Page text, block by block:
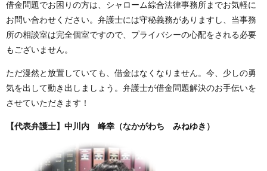
借金問題でお困りの方は、シャローム綜合法律事務所までお気軽に
お問い合わせください。弁護士には守秘義務がありますし、当事務
所の相談室は完全個室ですので、プライバシーの心配をされる必要
もございません。
ただ漫然と放置していても、借金はなくなりません。今、少しの勇
気を出して動き出しましょう。弁護士が借金問題解決のお手伝いを
させていただきます！
【代表弁護士】中川内 峰幸（なかがわち みねゆき）